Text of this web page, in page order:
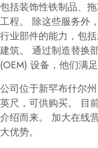
包括装饰性铁制品、
工程。 除这些服务外
行业部件的能力，包
建筑。 通过制造替换
(OEM) 设备，他们满
公司位于新罕布什尔
英尺，可供购买。 目
介绍而来。 加大在线
大优势。